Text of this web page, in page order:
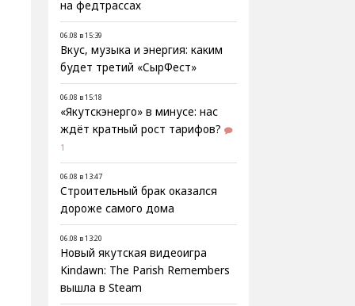
на федтрассах
06.08 в 15:39
Вкус, музыка и энергия: каким
будет третий «СырФест»
06.08 в 15:18
«Якутскэнерго» в минусе: нас
ждёт кратный рост тарифов?
1
06.08 в 13:47
Строительный брак оказался
дороже самого дома
06.08 в 13:20
Новый якутская видеоигра
Kindawn: The Parish Remembers
вышла в Steam